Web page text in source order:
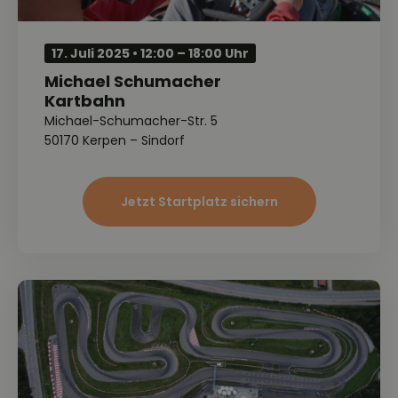
17. Juli 2025 • 12:00 – 18:00 Uhr
Michael Schumacher
Kartbahn
Michael-Schumacher-Str. 5
50170 Kerpen – Sindorf
Jetzt Startplatz sichern